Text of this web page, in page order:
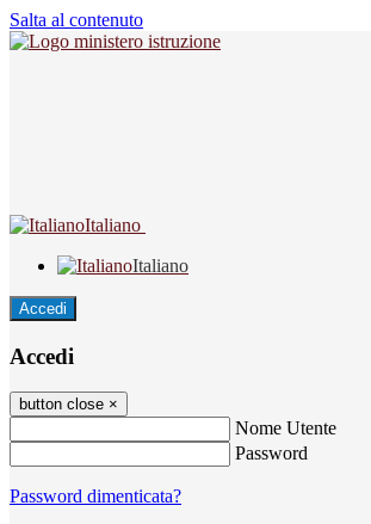
Salta al contenuto
Italiano
Italiano
Accedi
Accedi
button close ×
Nome Utente
Password
Password dimenticata?